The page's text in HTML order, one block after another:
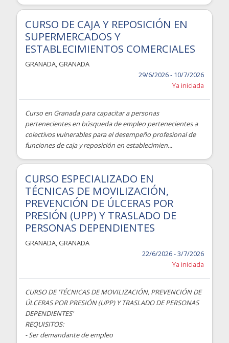
CURSO DE CAJA Y REPOSICIÓN EN
SUPERMERCADOS Y
ESTABLECIMIENTOS COMERCIALES
GRANADA, GRANADA
29/6/2026 - 10/7/2026
Ya iniciada
Curso en Granada para capacitar a personas
pertenecientes en búsqueda de empleo pertenecientes a
colectivos vulnerables para el desempeño profesional de
funciones de caja y reposición en establecimien...
CURSO ESPECIALIZADO EN
TÉCNICAS DE MOVILIZACIÓN,
PREVENCIÓN DE ÚLCERAS POR
PRESIÓN (UPP) Y TRASLADO DE
PERSONAS DEPENDIENTES
GRANADA, GRANADA
22/6/2026 - 3/7/2026
Ya iniciada
CURSO DE 'TÉCNICAS DE MOVILIZACIÓN, PREVENCIÓN DE
ÚLCERAS POR PRESIÓN (UPP) Y TRASLADO DE PERSONAS
DEPENDIENTES'
REQUISITOS:
- Ser demandante de empleo